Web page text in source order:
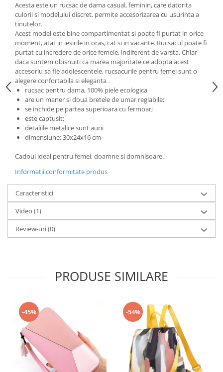
Acesta este un rucsac de dama casual, feminin, care datorita
culorii si modelului discret, permite accesorizarea cu usurinta a
tinutelor.
Acest model este bine compartimentat si poate fi purtat in orice
moment, atat in iesirile in oras, cat si in vacante. Rucsacul poate fi
purtat cu incredere de orice femeie, indiferent de varsta. Chiar
daca suntem obisnuiti ca marea majoritate ce adopta acest
accesoriu sa fie adolescentele, rucsacurile pentru femei sunt o
alegere confortabila si eleganta .
rucsac pentru dama, 100% piele ecologica
are un maner si doua bretele de umar reglabile;
se inchide pe partea superioara cu fermoar;
este captusit;
detaliile metalice sunt aurii
dimensiune: 30x24x16 cm
Cadoul ideal pentru femei, doamne si domnisoare.
Informatii conformitate produs
Caracteristici
Video (1)
Review-uri(0)
PRODUSE SIMILARE
-45% -54%